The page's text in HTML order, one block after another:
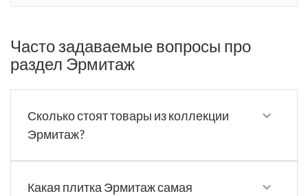
Часто задаваемые вопросы про
раздел Эрмитаж
Сколько стоят товары из коллекции
Эрмитаж?
Какая плитка Эрмитаж самая